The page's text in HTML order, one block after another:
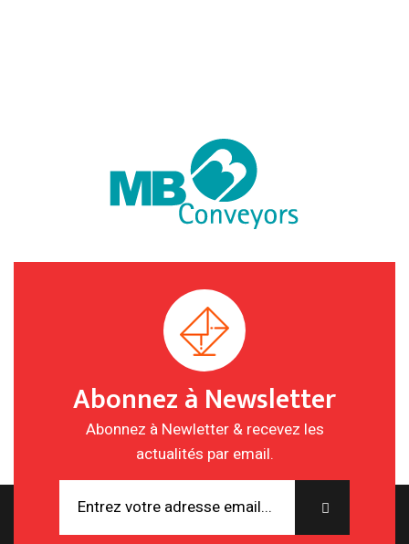
Abonnez à Newsletter
Abonnez à Newletter & recevez les
actualités par email.